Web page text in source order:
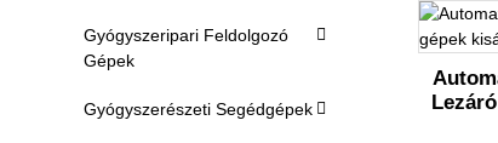
Gyógyszeripari Feldolgozó
Gépek
Gyógyszerészeti Segédgépek